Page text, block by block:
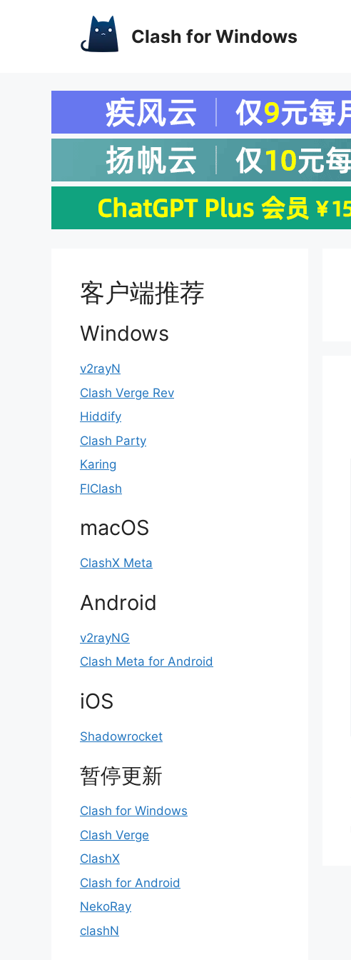
Clash for Windows
客户端推荐
Windows
v2rayN
Clash Verge Rev
Hiddify
Clash Party
Karing
FlClash
macOS
ClashX Meta
Android
v2rayNG
Clash Meta for Android
iOS
Shadowrocket
暂停更新
Clash for Windows
Clash Verge
ClashX
Clash for Android
NekoRay
clashN